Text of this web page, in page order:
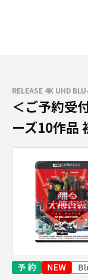
RELEASE 4K UHD
＜ご予約受
ーズ10作品